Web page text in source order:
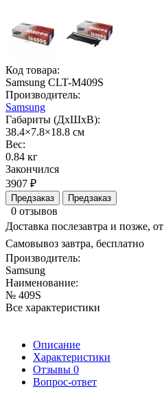
Код товара:
Samsung CLT-M409S
Производитель:
Samsung
Габариты (ДхШхВ):
38.4×7.8×18.8 см
Вес:
0.84 кг
Закончился
3907 ₽
Предзаказ Предзаказ
0 отзывов
Доставка послезавтра и позже, от
Самовывоз завтра, бесплатно
Производитель:
Samsung
Наименование:
№ 409S
Все характеристики
Описание
Характеристики
Отзывы 0
Вопрос-ответ